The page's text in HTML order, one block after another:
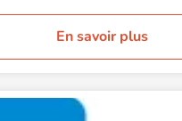
En savoir plus